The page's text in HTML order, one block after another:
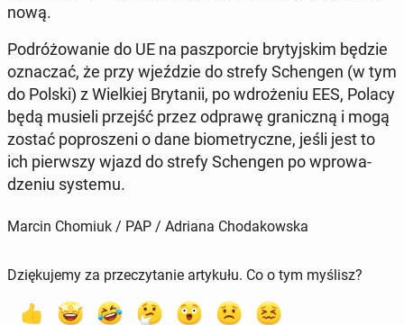
no­wą.
Po­dró­żo­wa­nie do UE na pasz­por­cie bry­tyj­skim będzie
ozna­czać, że przy wjeź­dzie do strefy Schen­gen (w tym
do Polski) z Wiel­kiej Bry­ta­nii, po wdro­że­niu EES, Polacy
będą musieli przejść przez odprawę gra­nicz­ną i mogą
zostać po­pro­sze­ni o dane bio­me­trycz­ne, jeśli jest to
ich pierw­szy wjazd do strefy Schen­gen po wpro­wa­
dze­niu systemu.
Marcin Chomiuk / PAP / Adriana Chodakowska
Dziękujemy za przeczytanie artykułu. Co o tym myślisz?